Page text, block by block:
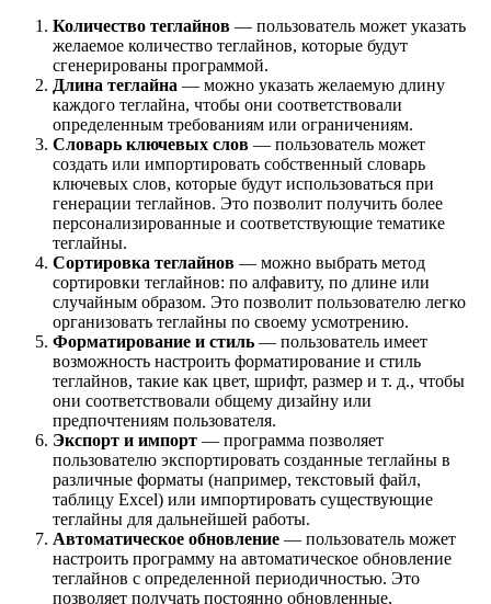
Количество теглайнов — пользователь может указать
желаемое количество теглайнов, которые будут
сгенерированы программой.
Длина теглайна — можно указать желаемую длину
каждого теглайна, чтобы они соответствовали
определенным требованиям или ограничениям.
Словарь ключевых слов — пользователь может
создать или импортировать собственный словарь
ключевых слов, которые будут использоваться при
генерации теглайнов. Это позволит получить более
персонализированные и соответствующие тематике
теглайны.
Сортировка теглайнов — можно выбрать метод
сортировки теглайнов: по алфавиту, по длине или
случайным образом. Это позволит пользователю легко
организовать теглайны по своему усмотрению.
Форматирование и стиль — пользователь имеет
возможность настроить форматирование и стиль
теглайнов, такие как цвет, шрифт, размер и т. д., чтобы
они соответствовали общему дизайну или
предпочтениям пользователя.
Экспорт и импорт — программа позволяет
пользователю экспортировать созданные теглайны в
различные форматы (например, текстовый файл,
таблицу Excel) или импортировать существующие
теглайны для дальнейшей работы.
Автоматическое обновление — пользователь может
настроить программу на автоматическое обновление
теглайнов с определенной периодичностью. Это
позволяет получать постоянно обновленные,